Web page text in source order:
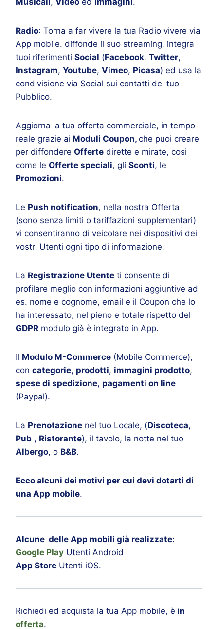
Radio: Torna a far vivere la tua Radio vivere via
App mobile. diffonde il suo streaming, integra
tuoi riferimenti Social (Facebook, Twitter,
Instagram, Youtube, Vimeo, Picasa) ed usa la
condivisione via Social sui contatti del tuo
Pubblico.
Aggiorna la tua offerta commerciale, in tempo
reale grazie ai Moduli Coupon, che puoi creare
per diffondere Offerte dirette e mirate, cosi
come le Offerte speciali, gli Sconti, le
Promozioni.
Le Push notification, nella nostra Offerta
(sono senza limiti o tariffazioni supplementari)
vi consentiranno di veicolare nei dispositivi dei
vostri Utenti ogni tipo di informazione.
La Registrazione Utente ti consente di
profilare meglio con informazioni aggiuntive ad
es. nome e cognome, email e il Coupon che lo
ha interessato, nel pieno e totale rispetto del
GDPR modulo già è integrato in App.
Il Modulo M-Commerce (Mobile Commerce),
con categorie, prodotti, immagini prodotto,
spese di spedizione, pagamenti on line
(Paypal).
La Prenotazione nel tuo Locale, (Discoteca,
Pub , Ristorante), il tavolo, la notte nel tuo
Albergo, o B&B.
Ecco alcuni dei motivi per cui devi dotarti di
una App mobile.
Alcune delle App mobili già realizzate:
Google Play Utenti Android
App Store Utenti iOS.
Richiedi ed acquista la tua App mobile, è in
offerta.